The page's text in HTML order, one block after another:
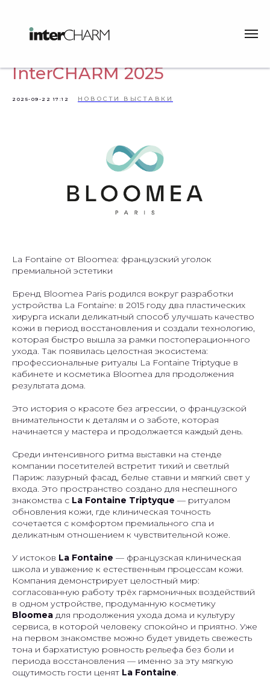
InterCHARM 2025
2025-09-22 17:12 НОВОСТИ ВЫСТАВКИ
La Fontaine от Bloomea: французский уголок
премиальной эстетики
Бренд Bloomea Paris родился вокруг разработки
устройства La Fontaine: в 2015 году два пластических
хирурга искали деликатный способ улучшать качество
кожи в период восстановления и создали технологию,
которая быстро вышла за рамки постоперационного
ухода. Так появилась целостная экосистема:
профессиональные ритуалы La Fontaine Triptyque в
кабинете и косметика Bloomea для продолжения
результата дома.
Это история о красоте без агрессии, о французской
внимательности к деталям и о заботе, которая
начинается у мастера и продолжается каждый день.
Среди интенсивного ритма выставки на стенде
компании посетителей встретит тихий и светлый
Париж: лазурный фасад, белые ставни и мягкий свет у
входа. Это пространство создано для неспешного
знакомства с La Fontaine Triptyque — ритуалом
обновления кожи, где клиническая точность
сочетается с комфортом премиального спа и
деликатным отношением к чувствительной коже.
У истоков La Fontaine — французская клиническая
школа и уважение к естественным процессам кожи.
Компания демонстрирует целостный мир:
согласованную работу трёх гармоничных воздействий
в одном устройстве, продуманную косметику
Bloomea для продолжения ухода дома и культуру
сервиса, в которой человеку спокойно и приятно. Уже
на первом знакомстве можно будет увидеть свежесть
тона и бархатистую ровность рельефа без боли и
периода восстановления — именно за эту мягкую
ощутимость гости ценят La Fontaine.